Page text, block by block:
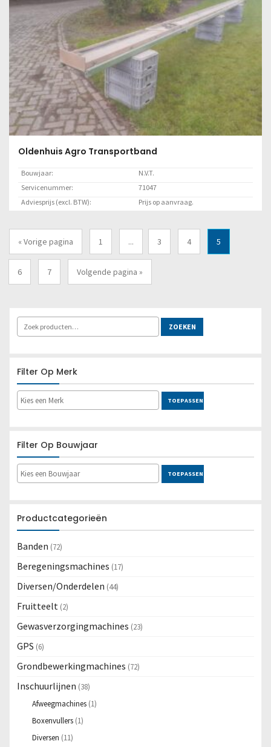
Oldenhuis Agro Transportband
Bouwjaar:
N.V.T.
Servicenummer:
71047
Adviesprijs (excl. BTW):
Prijs op aanvraag.
« Vorige pagina 1 ... 3 4 5
6 7 Volgende pagina »
ZOEKEN
Filter Op Merk
TOEPASSEN
Filter Op Bouwjaar
TOEPASSEN
Productcategorieën
Banden (72)
Beregeningsmachines (17)
Diversen/Onderdelen (44)
Fruitteelt (2)
Gewasverzorgingmachines (23)
GPS (6)
Grondbewerkingmachines (72)
Inschuurlijnen (38)
Afweegmachines (1)
Boxenvullers (1)
Diversen (11)